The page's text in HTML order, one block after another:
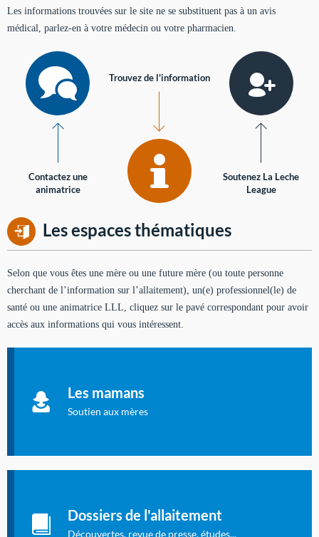
Les informations trouvées sur le site ne se substituent pas à un avis
médical, parlez-en à votre médecin ou votre pharmacien.
Contactez une
animatrice
Trouvez de l'information
Soutenez La Leche
League
Les espaces thématiques
Selon que vous êtes une mère ou une future mère (ou toute personne
cherchant de l’information sur l’allaitement), un(e) professionnel(le) de
santé ou une animatrice LLL, cliquez sur le pavé correspondant pour avoir
accès aux informations qui vous intéressent.
Les mamans
Soutien aux mères
à allaiter et vous informer : toutes les rubriques qui
concernent l'allaitement.
Dossiers de l'allaitement
Découvertes, revue de presse, études...
dernières études sur l'allaitement publiées dans la presse
internationale.